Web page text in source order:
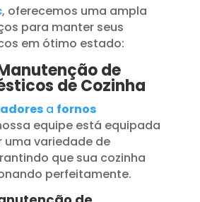
, oferecemos uma ampla
para manter seus
em ótimo estado:
de
de Cozinha
a fornos
equipe está equipada
variedade de
que sua cozinha
perfeitamente.